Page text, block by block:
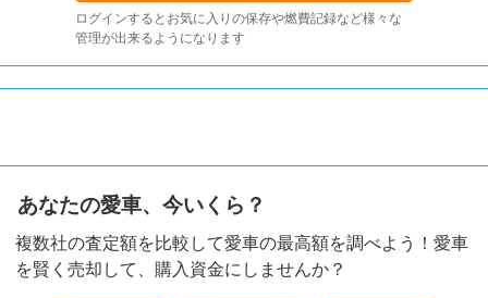
ログインするとお気に入りの保存や燃費記録など様々な
管理が出来るようになります
あなたの愛車、今いくら？
複数社の査定額を比較して愛車の最高額を調べよう！愛車
を賢く売却して、購入資金にしませんか？